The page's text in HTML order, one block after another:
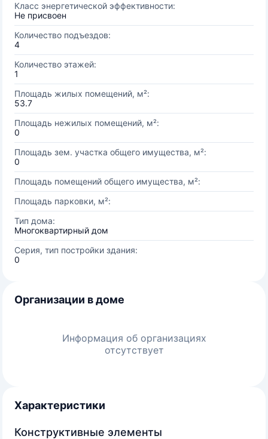
Класс энергетической эффективности:
Не присвоен
Количество подъездов:
4
Количество этажей:
1
Площадь жилых помещений, м²:
53.7
Площадь нежилых помещений, м²:
0
Площадь зем. участка общего имущества, м²:
0
Площадь помещений общего имущества, м²:
Площадь парковки, м²:
Тип дома:
Многоквартирный дом
Серия, тип постройки здания:
0
Организации в доме
Информация об организациях
отсутствует
Характеристики
Конструктивные элементы